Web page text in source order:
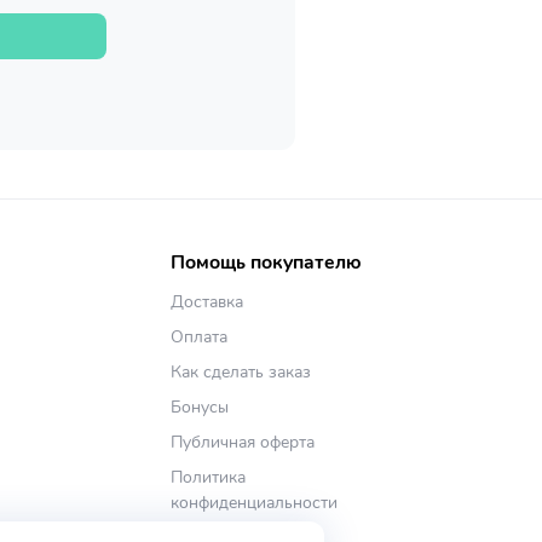
Помощь покупателю
Доставка
Оплата
Как сделать заказ
Бонусы
Публичная оферта
Политика
конфиденциальности